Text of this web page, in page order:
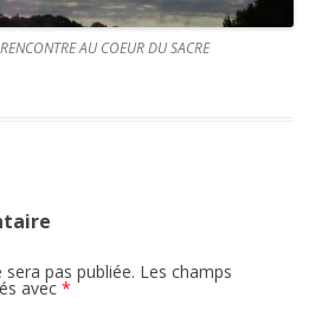
AU COEUR DU SACRE
pas publiée. Les champs
avec *